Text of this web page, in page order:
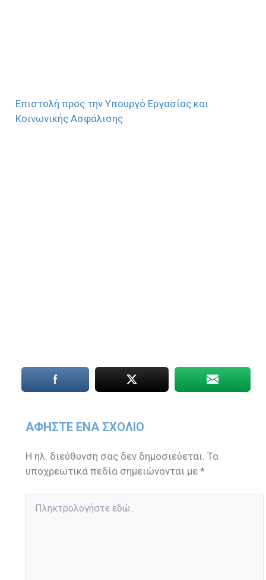
Επιστολή προς την Υπουργό Εργασίας και
Κοινωνικής Ασφάλισης
ΑΦΉΣΤΕ ΈΝΑ ΣΧΌΛΙΟ
Η ηλ. διεύθυνση σας δεν δημοσιεύεται. Τα
υποχρεωτικά πεδία σημειώνονται με*
εδώ..